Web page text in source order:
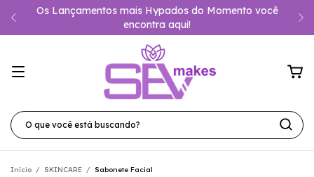
Os Lançamentos mais Hypados do Momento você
encontra aqui!
Início / SKINCARE / Sabonete Facial